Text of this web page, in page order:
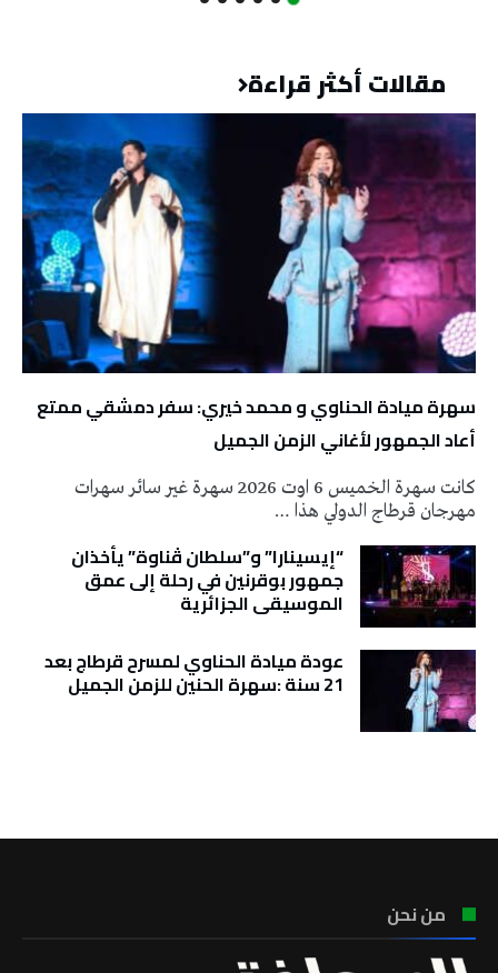
مقالات أكثر قراءة
سهرة ميادة الحناوي و محمد خيري: سفر دمشقي ممتع
أعاد الجمهور لأغاني الزمن الجميل
كانت سهرة الخميس 6 اوت 2026 سهرة غير سائر سهرات
مهرجان قرطاج الدولي هذا …
“إيسينارا” و”سلطان ڤناوة” يأخذان
جمهور بوقرنين في رحلة إلى عمق
الموسيقى الجزائرية
عودة ميادة الحناوي لمسرح قرطاج بعد
21 سنة :سهرة الحنين للزمن الجميل
من نحن